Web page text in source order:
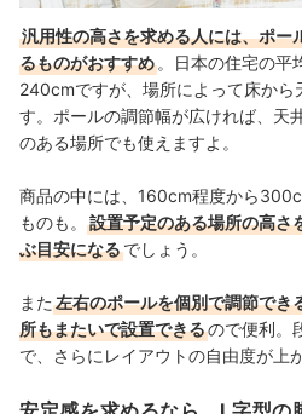
汎用性の高さを求める人には、ポー
るものがおすすめ 。日本の住宅の平
240cmですが、場所によって床から
す。ポールの調節幅が広ければ、天
のある場所でも使えますよ。
商品の中には、160cm程度から
ものも。
設置予定のある場所の高さ
ぶ目安になるでしょう。
また 左右のポールを個別で調節でき
所もまたいで設置できるので便利。
で、さらにレイアウトの自由度が上